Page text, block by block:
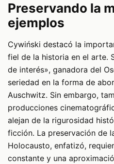
Preservando la
ejemplos
Cywiński destacó la
fiel de la historia en el arte.
de interés», ganadora del
seriedad en la forma de
Auschwitz. Sin embargo,
producciones
alejan de la rigurosidad
ficción. La preservación de
Holocausto, enfatizó,
constante y una